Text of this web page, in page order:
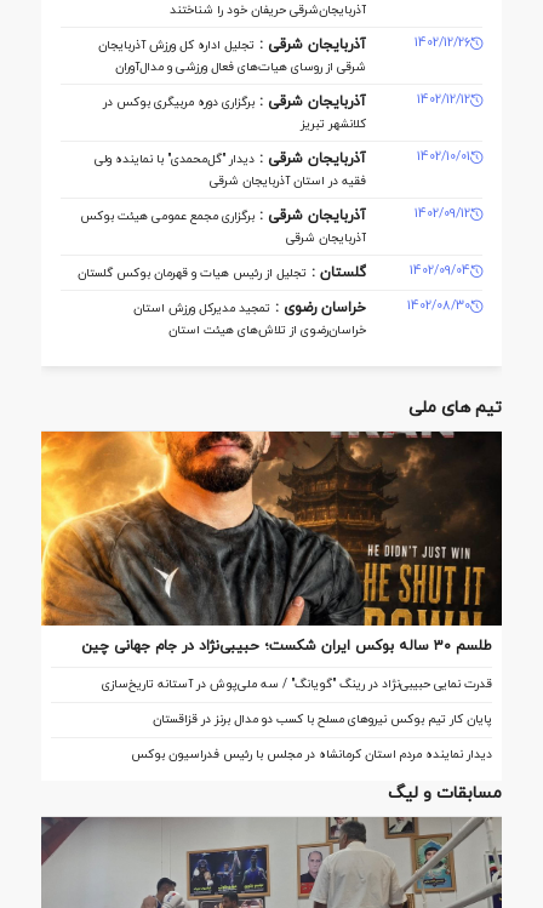
آذربایجان‌شرقی حریفان خود را شناختند
1402/12/26
آذربایجان شرقی : تجلیل اداره کل ورزش آذربایجان
‌شرقی از روسای هیات‌های فعال ورزشی و مدال‌آوران
1402/12/12
آذربایجان شرقی : برگزاری دوره مربیگری بوکس در
کلانشهر تبریز
1402/10/01
آذربایجان شرقی : دیدار "گل‌محمدی" با نماینده ولی
فقیه در استان آذربایجان شرقی
1402/09/12
آذربایجان شرقی : برگزاری مجمع عمومی هیئت بوکس
آذربایجان شرقی
1402/09/04
گلستان : تجلیل از رئیس هیات و قهرمان بوکس گلستان
1402/08/30
خراسان رضوی : تمجید مدیرکل ورزش استان
خراسان‌رضوی از تلاش‌های هیئت استان
تیم های ملی
طلسم ۳۰ ساله بوکس ایران شکست؛ حبیبی‌نژاد در جام جهانی چین
قدرت نمایی حبیبی‌نژاد در رینگ "گویانگ" / سه ملی‌پوش در آستانه تاریخ‌سازی
پایان کار تیم بوکس نیروهای مسلح با کسب دو مدال برنز در قزاقستان
دیدار نماینده مردم استان کرمانشاه در مجلس با رئیس فدراسیون بوکس
مسابقات و لیگ